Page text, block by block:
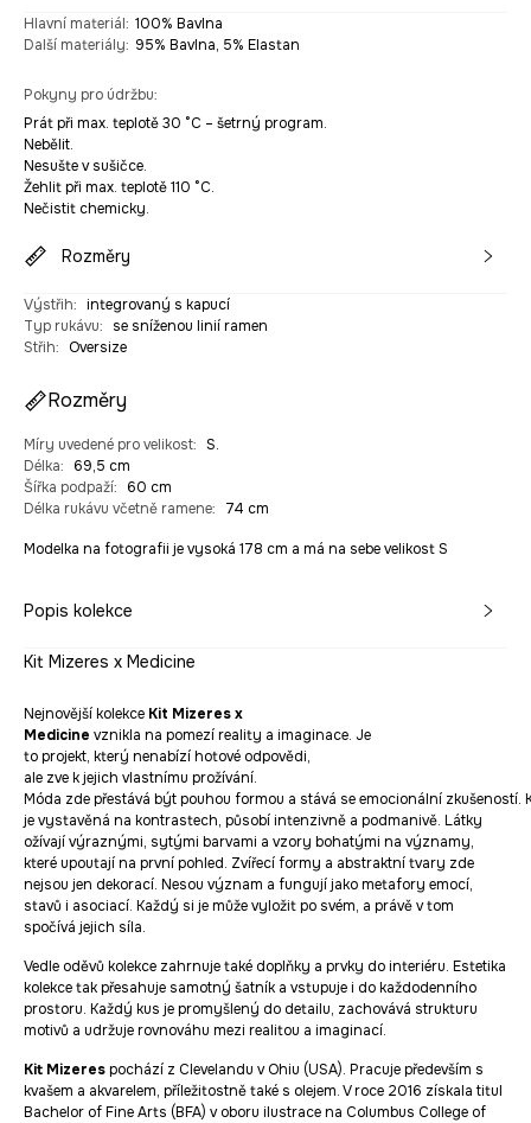
Hlavní materiál: 100% Bavlna
Další materiály: 95% Bavlna, 5% Elastan
Pokyny pro údržbu:
Prát při max. teplotě 30 °C – šetrný program.
Nebělit.
Nesušte v sušičce.
Žehlit při max. teplotě 110 °C.
Nečistit chemicky.
Rozměry
Výstřih: integrovaný s kapucí
Typ rukávu:
se sníženou linií ramen
Střih: Oversize
Rozměry
Míry uvedené pro velikost: S.
Délka:
69,5 cm
Šířka podpaží:
60 cm
Délka rukávu včetně ramene: 74 cm
Modelka na fotografii je vysoká 178 cm a má na sebe velikost S
Popis kolekce
Kit Mizeres x Medicine
Nejnovější kolekce Kit Mizeres x
Medicine vznikla na pomezí reality a imaginace. Je
to projekt, který nenabízí hotové odpovědi,
ale zve k jejich vlastnímu prožívání.
Móda zde přestává být pouhou formou a stává se emocionální zkušeností.
je vystavěná na kontrastech, působí intenzivně a podmanivě. Látky
ožívají výraznými, sytými barvami a vzory bohatými na významy,
které upoutají na první pohled. Zvířecí formy a abstraktní tvary zde
nejsou jen dekorací. Nesou význam a fungují jako metafory emocí,
stavů i asociací. Každý si je může vyložit po svém, a právě v tom
spočívá jejich síla.
Vedle oděvů kolekce zahrnuje také doplňky a prvky do interiéru. Estetika
kolekce tak přesahuje samotný šatník a vstupuje i do každodenního
prostoru. Každý kus je promyšlený do detailu, zachovává strukturu
motivů a udržuje rovnováhu mezi realitou a imaginací.
Kit Mizerespochází z Clevelandu v Ohiu (USA). Pracuje především s
kvašem a akvarelem, příležitostně také s olejem. V roce 2016 získala titul
Bachelor of Fine Arts (BFA) v oboru ilustrace na Columbus College of